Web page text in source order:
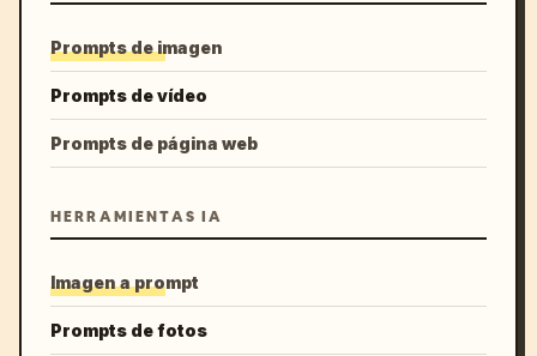
Prompts de imagen
Prompts de vídeo
Prompts de página web
HERRAMIENTAS IA
Imagen a prompt
Prompts de fotos